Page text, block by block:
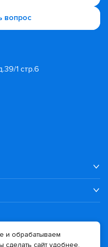
вопрос
1 стр.6
и обрабатываем
сайт удобнее.